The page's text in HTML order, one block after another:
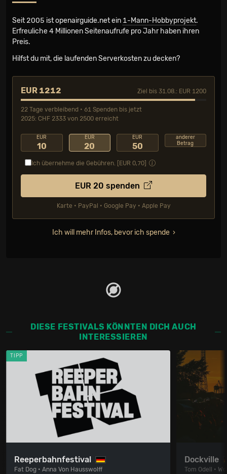
Seit 2005 ist openairguide.net ein 1-Mann-Hobbyprojekt.
Erfreuliche 4 Millionen Seiten­aufrufe pro Jahr haben ihren
Preis.
Hilfst du mit, die laufenden Serverkosten zu decken?
EUR 1212 Ziel bis 31.08.: EUR 1200
22 Tage verbleibend • 61 Spenden bis jetzt
2025: CHF 2333 von 2500 erreicht
EUR
10
EUR
20
EUR
50
anderer
Betrag
Ich übernehme die Gebühren. [EUR 0,70]
EUR 20 spenden
Karte • PayPal • Google Pay • Apple Pay
Ich will mehr Infos, bevor ich spende
DIESE FESTIVALS KÖNNTEN DICH AUCH
INTERESSIEREN
TIPP
Reeperbahnfestival
Fat Dog • Anna Von Hausswolff
Dockville
Tom Odell •